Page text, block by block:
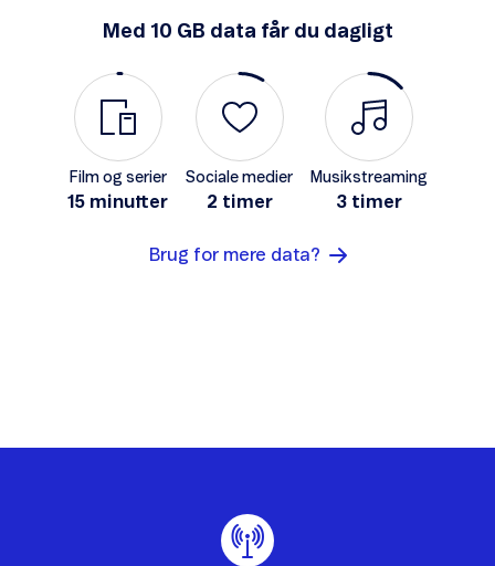
Med 10 GB data får du dagligt
Film og serier
15 minutter
Sociale medier
2 timer
Musikstreaming
3 timer
Brug for mere data?